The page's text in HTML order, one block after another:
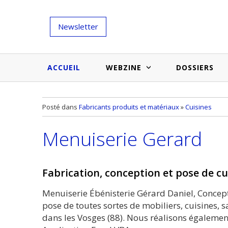
Newsletter
ACCUEIL WEBZINE
Salons et évènementiels
Médias du bâtiment
Etudes et enquêtes
DOSSIERS
Annuaire
Actualités des membres
Posté dans Fabricants produits et matériaux»Cuisines
Menuiserie Gerard
Fabrication, conception et pose de
Menuiserie Ébénisterie Gérard Daniel,
pose de toutes sortes de mobiliers, cuisines,
dans les Vosges (88). Nous réalisons